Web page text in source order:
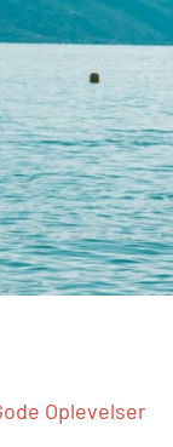
Oplevelser